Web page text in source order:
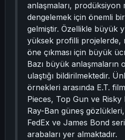
anlaşmaları, prodüksiyon
dengelemek için önemli
gelmiştir. Özellikle büyük
yüksek profilli projelerde,
öne çıkması için büyük
Bazı büyük
ulaştığı bildirilmektedir.
örnekleri arasında E.T.
Pieces, Top Gun ve
Ray-Ban güneş
FedEx ve James Bond
arabaları yer almaktadır.